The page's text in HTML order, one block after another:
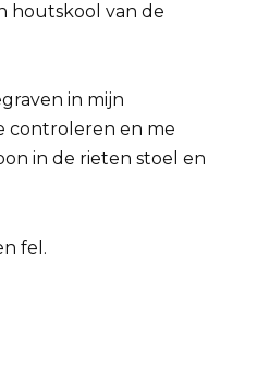
houtskool van de
in mijn
controleren en me
in de rieten stoel en
fel.